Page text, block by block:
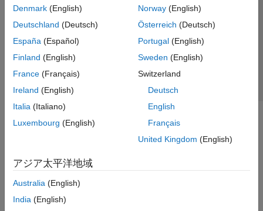
Denmark (English)
Deutschland (Deutsch)
España (Español)
Finland (English)
France (Français)
Ireland (English)
Italia (Italiano)
Luxembourg (English)
Norway(English)
Österreich (Deutsch)
Portugal(English)
Sweden (English)
Switzerland
Deutsch
English
Français
United Kingdom (English)
アジア太平洋地域
Australia (English)
India (English)
違法コピー防止
アプリケーション ステータス
© 1994-2026 The MathWorks, Inc.